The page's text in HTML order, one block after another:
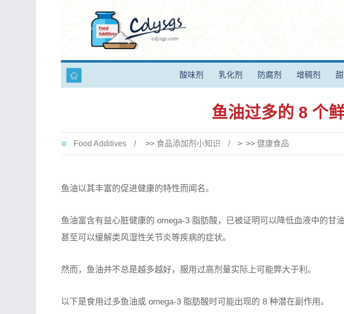
酸味剂 乳化剂 防腐剂 增稠剂
鱼油过多的 8 个
Food Additives >> 食品添加剂小知识 > >> 健康食品
鱼油以其丰富的促进健康的特性而闻名。
鱼油富含有益心脏健康的 omega-3 脂肪酸，已被证明可以降低血液中的甘
甚至可以缓解类风湿性关节炎等疾病的症状。
然而，鱼油并不总是越多越好，服用过高剂量实际上可能弊大于利。
以下是食用过多鱼油或 omega-3 脂肪酸时可能出现的 8 种潜在副作用。